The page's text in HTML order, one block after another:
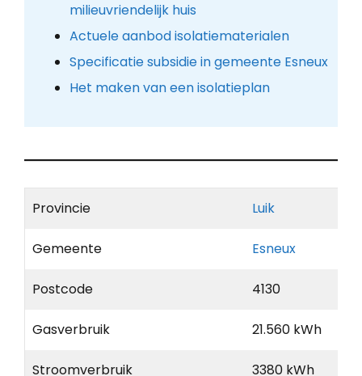
milieuvriendelijk huis
Actuele aanbod isolatiematerialen
Specificatie subsidie in gemeente Esneux
Het maken van een isolatieplan
Provincie Luik
Gemeente Esneux
Postcode 4130
Gasverbruik 21.560 kWh
Stroomverbruik 3380 kWh